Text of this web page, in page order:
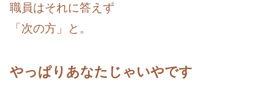
職員はそれに答えず
「次の方」と。
やっぱりあなたじゃいやです